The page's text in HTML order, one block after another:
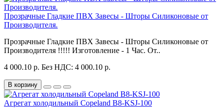
Прозрачные Гладкие ПВХ Завесы - Шторы Силиконовые от
Производителя.
Прозрачные Гладкие ПВХ Завесы - Шторы Силиконовые от
Производителя !!!!! Изготовление - 1 Час. От..
4 000.10 р. Без НДС: 4 000.10 р.
В корзину
Агрегат холодильный Copeland B8-KSJ-100